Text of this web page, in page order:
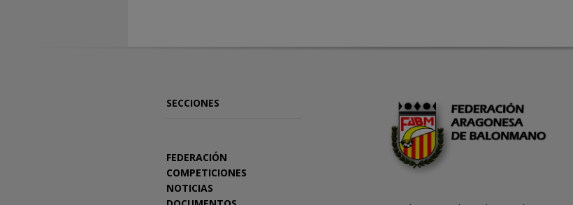
SECCIONES
FEDERACIÓN
COMPETICIONES
NOTICIAS